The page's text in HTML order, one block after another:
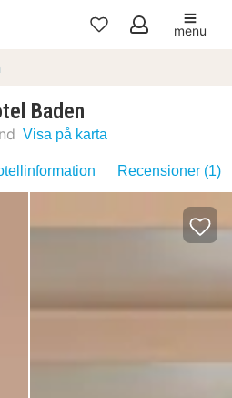
Mina
menu
Baden
Visa på karta
Recensioner (1)